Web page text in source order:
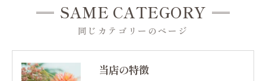
同じカテゴリーのページ
SAME CATEGORY
当店の特徴